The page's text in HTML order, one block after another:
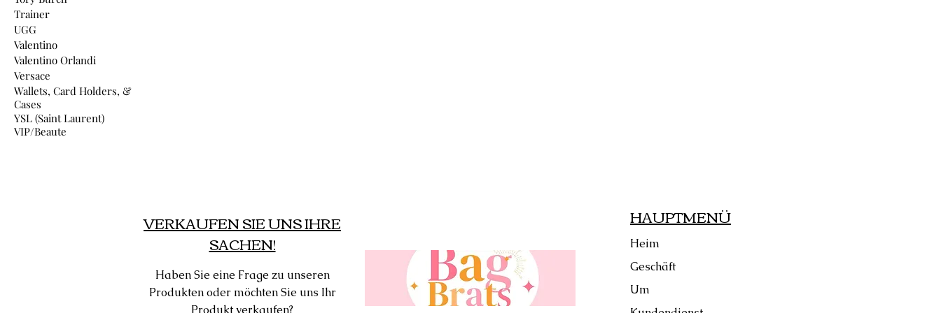
Trainer
UGG
Valentino
Valentino Orlandi
Versace
Wallets, Card Holders, &
Cases
YSL (Saint Laurent)
VIP/Beaute
VERKAUFEN SIE UNS IHRE
SACHEN!
Haben Sie eine Frage zu unseren
Produkten oder möchten Sie uns Ihr
Produkt verkaufen?
HAUPTMENÜ
Heim
Geschäft
Um